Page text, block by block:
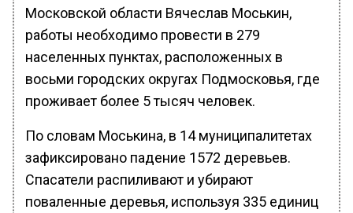
Московской области Вячеслав Моськин,
работы необходимо провести в 279
населенных пунктах, расположенных в
восьми городских округах Подмосковья, где
проживает более 5 тысяч человек.
По словам Моськина, в 14 муниципалитетах
зафиксировано падение 1572 деревьев.
Спасатели распиливают и убирают
поваленные деревья, используя 335 единиц